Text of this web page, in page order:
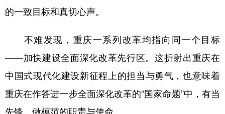
的一致目标和真切心声。
不难发现，重庆一系列改革均指向同一个目标
——加快建设全面深化改革先行区。这折射出重庆在
中国式现代化建设新征程上的担当与勇气，也意味着
重庆在作答进一步全面深化改革的“国家命题”中，有当
先锋、做模范的职责与使命。